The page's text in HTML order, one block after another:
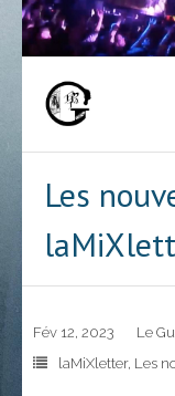
Skip
to
Les
Fév 12, 2023
Le
laMiXletter, Les